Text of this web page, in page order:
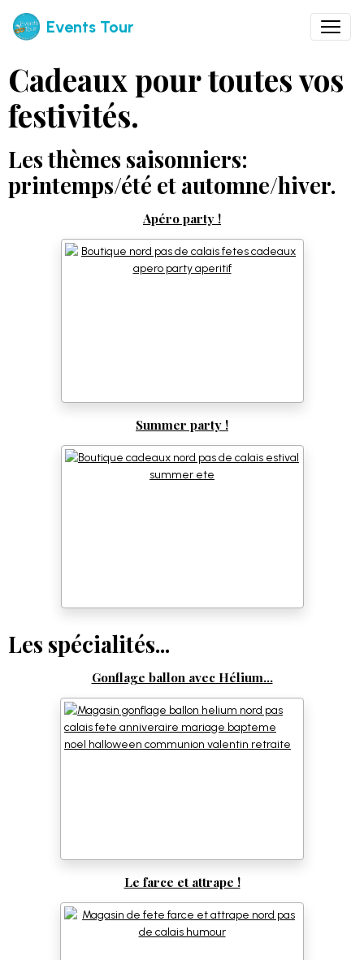
Events Tour
Cadeaux pour toutes vos
festivités.
Les thèmes saisonniers:
printemps/été et automne/hiver.
Apéro party !
Summer party !
Les spécialités...
Gonflage ballon avec Hélium...
Le farce et attrape !